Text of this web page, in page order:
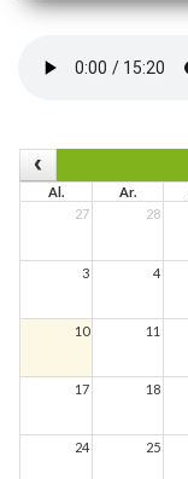
Al. Ar.
27
28
3 4
10 11
17 18
24 25